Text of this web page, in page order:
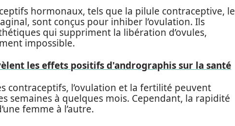
hormonaux, tels que la pilule contraceptive, le
sont conçus pour inhiber l’ovulation. Ils
qui suppriment la libération d’ovules,
impossible.
les effets positifs d'andrographis sur la santé
contraceptifs, l’ovulation et la fertilité peuvent
semaines à quelques mois. Cependant, la rapidité
femme à l’autre.